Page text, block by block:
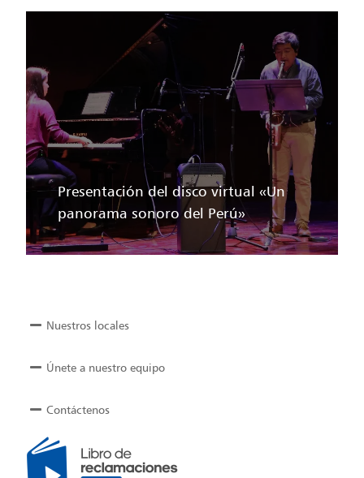
Presentación del disco virtual «Un
panorama sonoro del Perú»
Nuestros locales
Únete a nuestro equipo
Contáctenos